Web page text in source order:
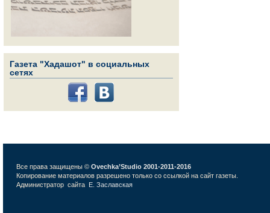
Газета "Хадашот" в социальных
сетях
Все права защищены © Ovechka’Studio 2001-2011-2016
Копирование материалов разрешено только со ссылкой на сайт газеты.
Администратор сайта Е. Заславская